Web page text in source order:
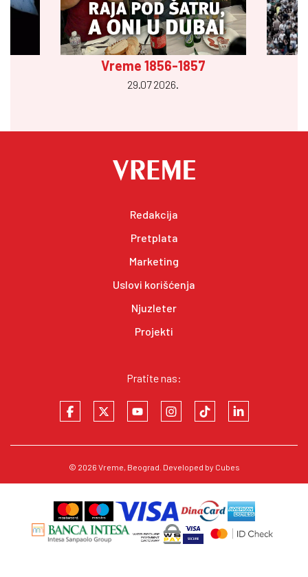
Vreme 1856-1857
29.07 2026.
Redakcija
Pretplata
Marketing
Uslovi korišćenja
Njuzleter
Projekti
Pratite nas:
© 2026 Vreme, Beograd. Developed by Cubes